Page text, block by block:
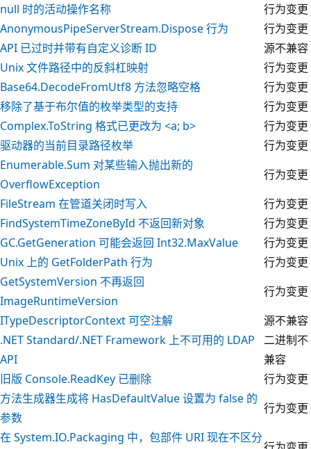
null 时的活动操作名称
行为变更
AnonymousPipeServerStream.Dispose 行为
行为变更
API 已过时并带有自定义诊断 ID
源不兼容
Unix 文件路径中的反斜杠映射
行为变更
Base64.DecodeFromUtf8 方法忽略空格
行为变更
移除了基于布尔值的枚举类型的支持
行为变更
Complex.ToString 格式已更改为 <a; b>
行为变更
驱动器的当前目录路径枚举
行为变更
Enumerable.Sum 对某些输入抛出新的
OverflowException
行为变更
FileStream 在管道关闭时写入
行为变更
FindSystemTimeZoneById 不返回新对象
行为变更
GC.GetGeneration 可能会返回 Int32.MaxValue
行为变更
Unix 上的 GetFolderPath 行为
行为变更
GetSystemVersion 不再返回
ImageRuntimeVersion
行为变更
ITypeDescriptorContext 可空注解
源不兼容
.NET Standard/.NET Framework 上不可用的 LDAP
API
二进制不
兼容
旧版 Console.ReadKey 已删除
行为变更
方法生成器生成将 HasDefaultValue 设置为 false 的
参数
行为变更
在 System.IO.Packaging 中，包部件 URI 现在不区分